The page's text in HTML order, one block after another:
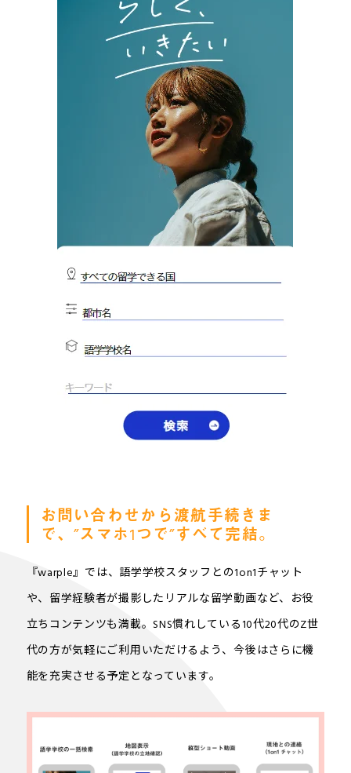
お問い合わせから渡航手続きま
で、”スマホ1つで”すべて完結。
『warple』では、語学学校スタッフとの1on1チャット
や、留学経験者が撮影したリアルな留学動画など、お役
立ちコンテンツも満載。SNS慣れしている10代20代のZ世
代の方が気軽にご利用いただけるよう、今後はさらに機
能を充実させる予定となっています。